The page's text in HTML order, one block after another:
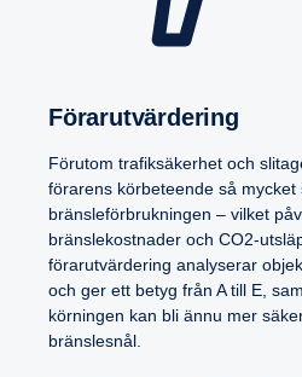
Förarut­vär­de­ring
Förutom trafiksäkerhet och
förarens körbeteende så
bränsleförbrukningen – vilket
bränslekostnader och CO2-
förarutvärdering analyserar
och ger ett betyg från A till E,
körningen kan bli ännu mer
bränslesnål.